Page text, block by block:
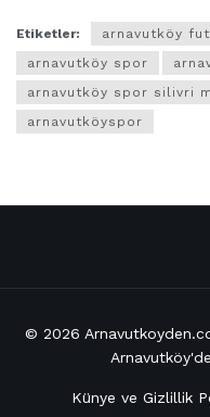
Etiketler: arnavutköy
arnavutköy spor
arnavutköy spor silivri
arnavutköyspor
© 2026
Künye ve Gizlillik